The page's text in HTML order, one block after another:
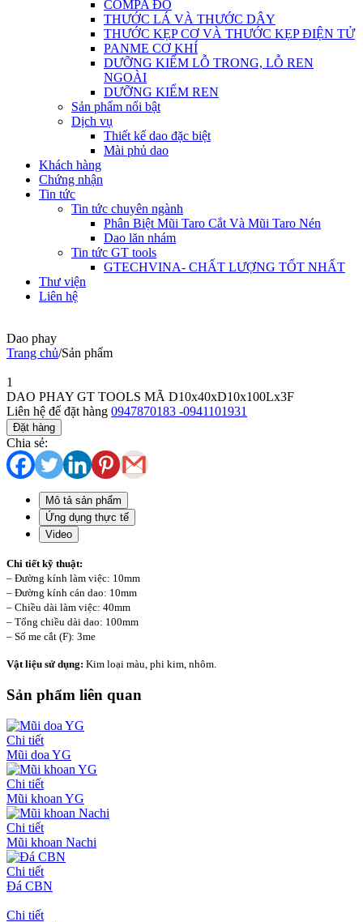
COMPA ĐO
THƯỚC LÁ VÀ THƯỚC DÂY
THƯỚC KẸP CƠ VÀ THƯỚC KẸP ĐIỆN TỬ
PANME CƠ KHÍ
DƯỠNG KIỂM LỖ TRONG, LỖ REN
NGOÀI
DƯỠNG KIỂM REN
Sản phẩm nổi bật
Dịch vụ
Thiết kế dao đặc biệt
Mài phủ dao
Khách hàng
Chứng nhận
Tin tức
Tin tức chuyên ngành
Phân Biệt Mũi Taro Cắt Và Mũi Taro Nén
Dao lăn nhám
Tin tức GT tools
GTECHVINA- CHẤT LƯỢNG TỐT NHẤT
Thư viện
Liên hệ
Dao phay
Trang chủ/Sản phẩm
1
DAO PHAY GT TOOLS MÃ D10x40xD10x100Lx3F
Liên hệ để đặt hàng 0947870183 -0941101931
Đặt hàng
Chia sẻ:
Mô tả sản phẩm
Ứng dụng thực tế
Video
Chi tiết kỹ thuật:
– Đường kính làm việc: 10mm
– Đường kính cán dao: 10mm
– Chiều dài làm việc: 40mm
– Tổng chiều dài dao: 100mm
– Số me cắt (F): 3me
Vật liệu sử dụng: Kim loại màu, phi kim, nhôm.
Sản phẩm liên quan
Chi tiết
Mũi doa YG
Chi tiết
Mũi khoan YG
Chi tiết
Mũi khoan Nachi
Chi tiết
Đá CBN
Chi tiết